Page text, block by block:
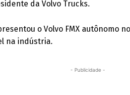
da Volvo Trucks.
o Volvo FMX autônomo
na indústria.
- Publicidade -